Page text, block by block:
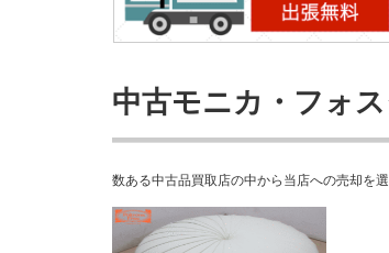
中古モニカ・フォ
数ある中古品買取店の中から当店への売却を